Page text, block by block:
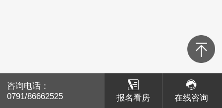
咨询电话：
0791/86662525
报名看房 在线咨询
咨询电话：
0791/86662525
报名看房 在线咨询
赣江新区